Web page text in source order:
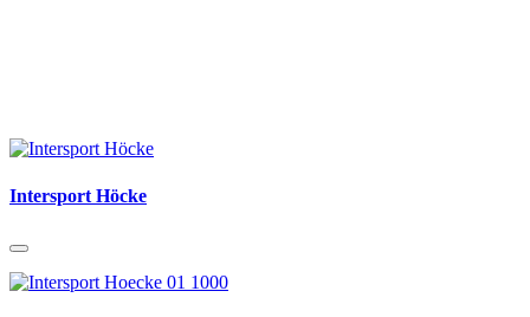
Intersport Höcke